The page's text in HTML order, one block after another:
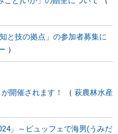
と技の拠点」の参加者募集に
開催されます！
萩農林水産
」～ビュッフェで海男(うみだ